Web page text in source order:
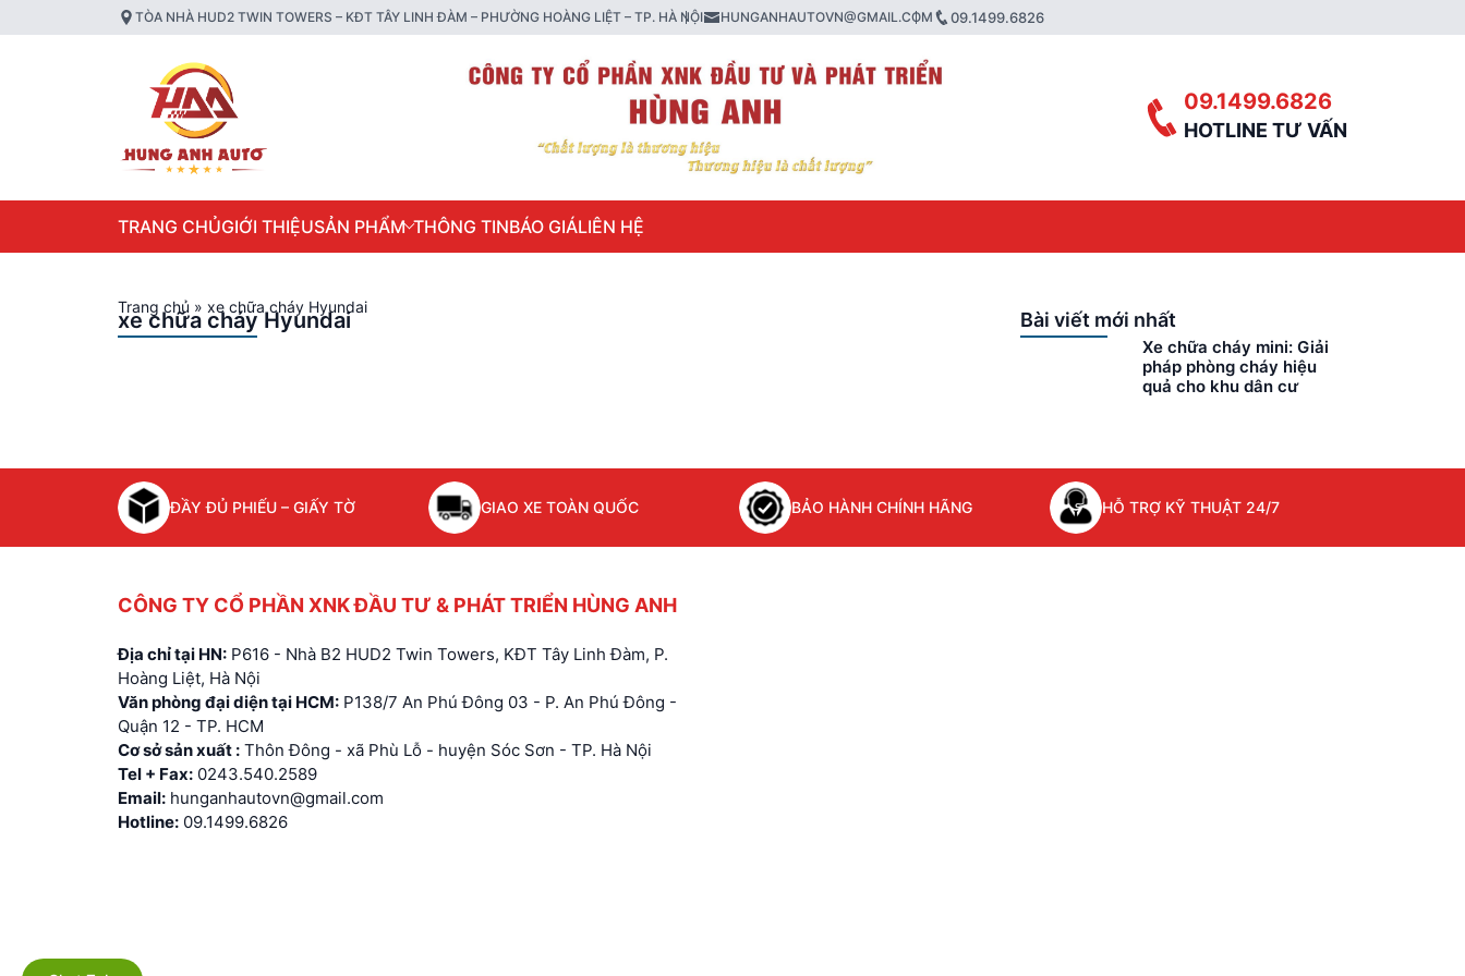
TÒA NHÀ HUD2 TWIN TOWERS – KĐT TÂY LINH ĐÀM – PHƯỜNG HOÀNG LIỆT – TP. HÀ NỘI HUNGANHAUTOVN@GMAIL.COM 09.1499.6826
09.1499.6826
HOTLINE TƯ VẤN
TRANG CHỦGIỚI THIỆUSẢN PHẨM THÔNG TINBÁO GIÁLIÊN HỆ
Trang chủ » xe chữa cháy Hyundai
xe chữa cháy Hyundai Bài viết mới nhất
Xe chữa cháy mini: Giải
pháp phòng cháy hiệu
quả cho khu dân cư
ĐẦY ĐỦ PHIẾU – GIẤY TỜ GIAO XE TOÀN QUỐC BẢO HÀNH CHÍNH HÃNG HỖ TRỢ KỸ THUẬT 24/7
CÔNG TY CỔ PHẦN XNK ĐẦU TƯ & PHÁT TRIỂN HÙNG ANH
Địa chỉ tại HN: P616 - Nhà B2 HUD2 Twin Towers, KĐT Tây Linh Đàm, P.
Hoàng Liệt, Hà Nội
Văn phòng đại diện tại HCM: P138/7 An Phú Đông 03 - P. An Phú Đông -
Quận 12 - TP. HCM
Cơ sở sản xuất : Thôn Đông - xã Phù Lỗ - huyện Sóc Sơn - TP. Hà Nội
Tel + Fax: 0243.540.2589
Email: hunganhautovn@gmail.com
Hotline: 09.1499.6826